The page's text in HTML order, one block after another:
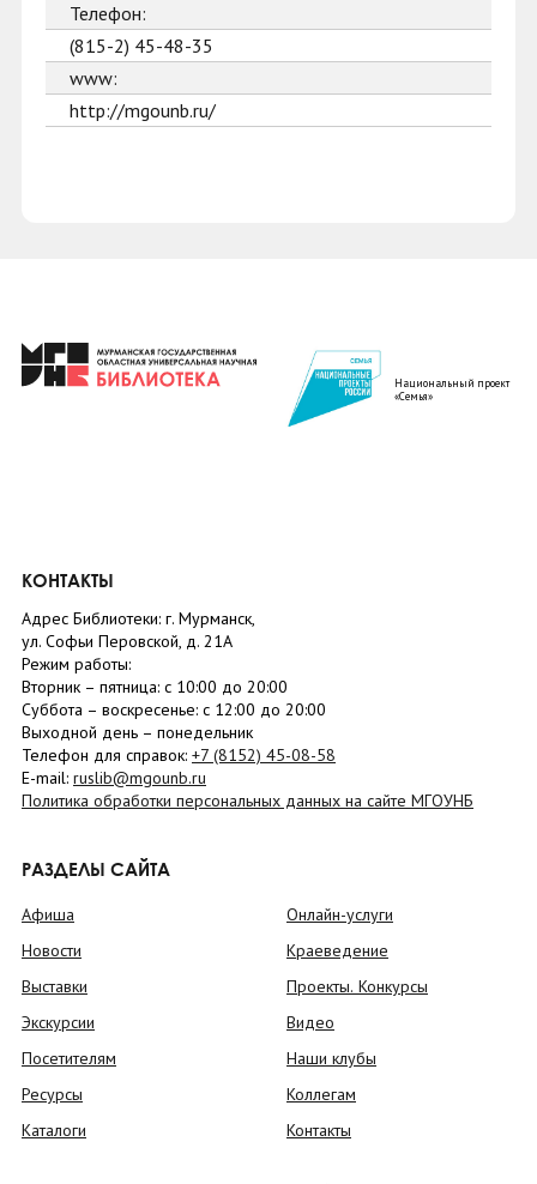
Телефон:
(815-2) 45-48-35
www:
http://mgounb.ru/
Национальный проект
«Семья»
КОНТАКТЫ
Адрес Библиотеки: г. Мурманск,
ул. Софьи Перовской, д. 21А
Режим работы:
Вторник – пятница: с 10:00 до 20:00
Суббота – воскресенье: c 12:00 до 20:00
Выходной день – понедельник
Телефон для справок: +7 (8152) 45-08-58
E-mail: ruslib@mgounb.ru
Политика обработки персональных данных на сайте МГОУНБ
РАЗДЕЛЫ САЙТА
Афиша
Новости
Выставки
Экскурсии
Посетителям
Ресурсы
Каталоги
Онлайн-услуги
Краеведение
Проекты. Конкурсы
Видео
Наши клубы
Коллегам
Контакты